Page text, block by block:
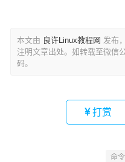
本文由 良许Linux教程网 发布
注明文章出处。如转载至微信
码。
打赏
命令